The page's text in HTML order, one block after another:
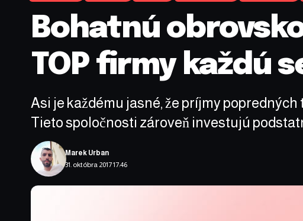
Bohatnú
TOP firmy každú
Asi je každému jasné, že príjmy
Tieto spoločnosti zároveň investujú
31. októbra 2017 17:46
Marek Urban